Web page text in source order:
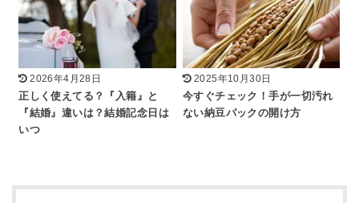
2026年4月28日
正しく使えてる？『入籍』と
『結婚』違いは？結婚記念日は
いつ
2025年10月30日
今すぐチェック！手が一切汚れ
ない納豆パックの開け方